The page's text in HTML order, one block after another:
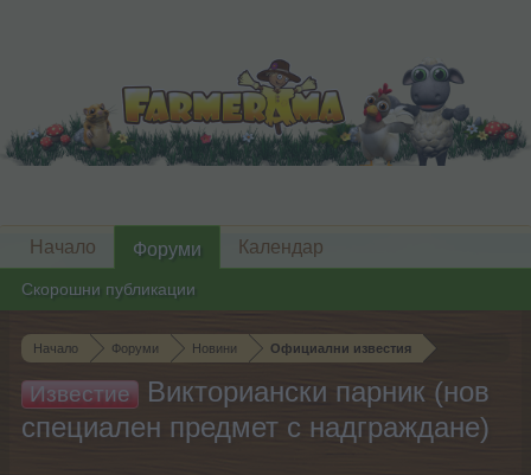
Начало Форуми Новини Официални известия
Известие
Викториански парник (нов
специален предмет с надграждане)
Начало Форуми
Скорошни публикации
Календар